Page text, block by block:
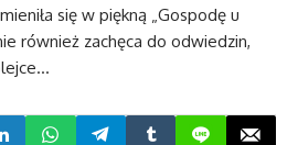
się w piękną „Gospodę u
również zachęca do odwiedzin,